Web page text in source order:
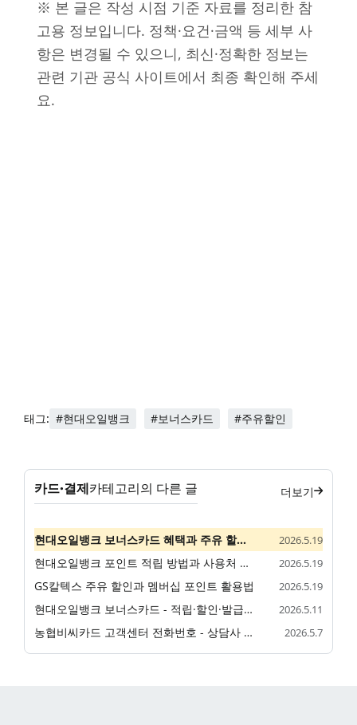
※ 본 글은 작성 시점 기준 자료를 정리한 참
고용 정보입니다. 정책·요건·금액 등 세부 사
항은 변경될 수 있으니, 최신·정확한 정보는
관련 기관 공식 사이트에서 최종 확인해 주세
요.
태그: #현대오일뱅크 #보너스카드 #주유할인
카드·결제카테고리의 다른 글 더보기
현대오일뱅크 보너스카드 혜택과 주유 할인 안내 2026.5.19
현대오일뱅크 포인트 적립 방법과 사용처 정리 2026.5.19
GS칼텍스 주유 할인과 멤버십 포인트 활용법 2026.5.19
현대오일뱅크 보너스카드 - 적립·할인·발급 안내 2026.5.11
농협비씨카드 고객센터 전화번호 - 상담사 연결 안내 2026.5.7